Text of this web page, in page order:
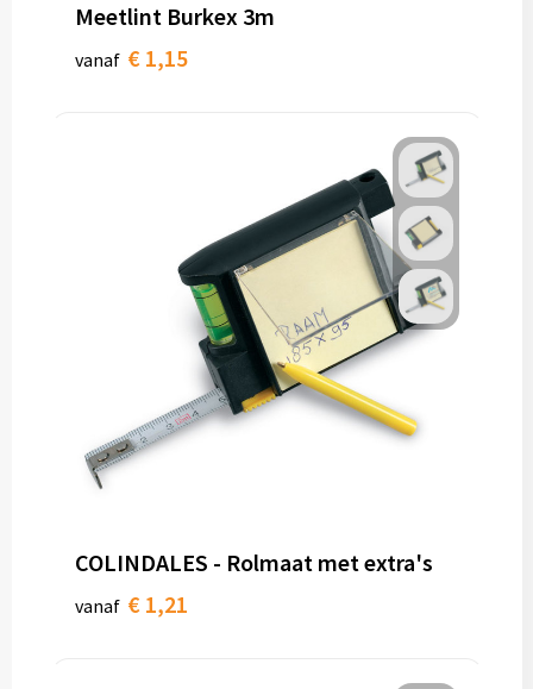
Meetlint Burkex 3m
vanaf € 1,15
COLINDALES - Rolmaat met extra's
vanaf € 1,21